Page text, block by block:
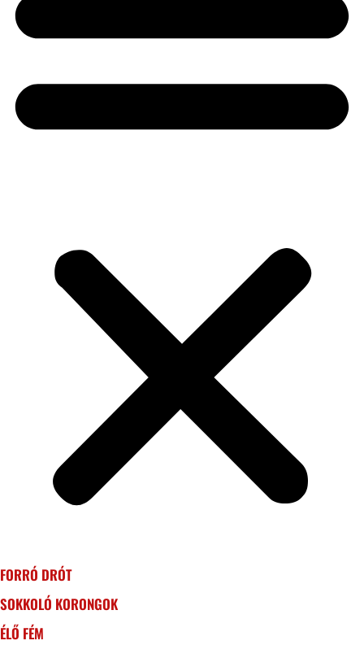
FORRÓ DRÓT
SOKKOLÓ KORONGOK
ÉLŐ FÉM